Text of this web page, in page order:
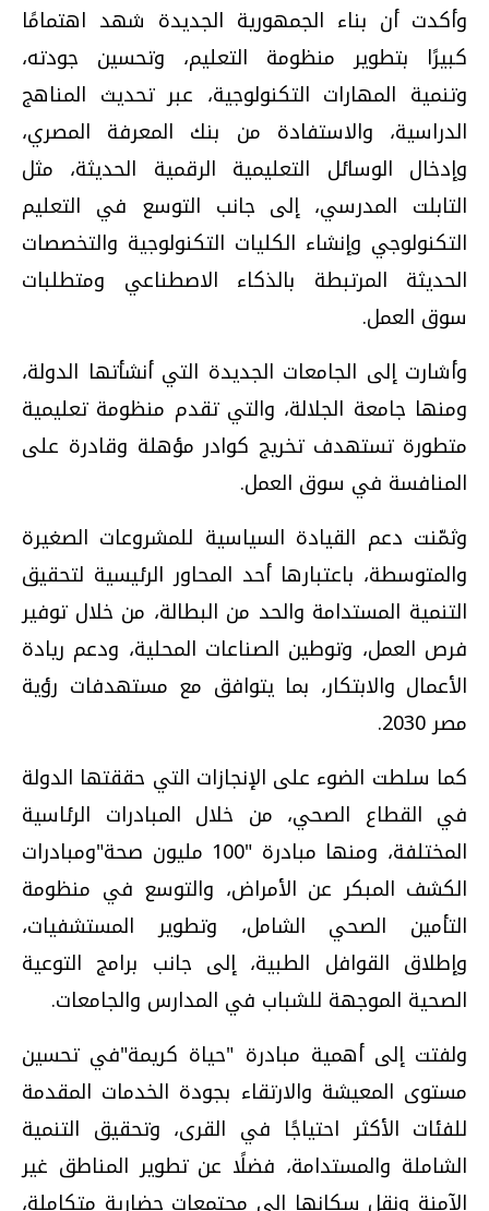
وأكدت أن بناء الجمهورية الجديدة شهد اهتمامًا
كبيرًا بتطوير منظومة التعليم، وتحسين جودته،
وتنمية المهارات التكنولوجية، عبر تحديث المناهج
الدراسية، والاستفادة من بنك المعرفة المصري،
وإدخال الوسائل التعليمية الرقمية الحديثة، مثل
التابلت المدرسي، إلى جانب التوسع في التعليم
التكنولوجي وإنشاء الكليات التكنولوجية والتخصصات
الحديثة المرتبطة بالذكاء الاصطناعي ومتطلبات
سوق العمل.
وأشارت إلى الجامعات الجديدة التي أنشأتها الدولة،
ومنها جامعة الجلالة، والتي تقدم منظومة تعليمية
متطورة تستهدف تخريج كوادر مؤهلة وقادرة على
المنافسة في سوق العمل.
وثمّنت دعم القيادة السياسية للمشروعات الصغيرة
والمتوسطة، باعتبارها أحد المحاور الرئيسية لتحقيق
التنمية المستدامة والحد من البطالة، من خلال توفير
فرص العمل، وتوطين الصناعات المحلية، ودعم ريادة
الأعمال والابتكار، بما يتوافق مع مستهدفات رؤية
مصر 2030.
كما سلطت الضوء على الإنجازات التي حققتها الدولة
في القطاع الصحي، من خلال المبادرات الرئاسية
المختلفة، ومنها مبادرة "100 مليون صحة"ومبادرات
الكشف المبكر عن الأمراض، والتوسع في منظومة
التأمين الصحي الشامل، وتطوير المستشفيات،
وإطلاق القوافل الطبية، إلى جانب برامج التوعية
الصحية الموجهة للشباب في المدارس والجامعات.
ولفتت إلى أهمية مبادرة "حياة كريمة"في تحسين
مستوى المعيشة والارتقاء بجودة الخدمات المقدمة
للفئات الأكثر احتياجًا في القرى، وتحقيق التنمية
الشاملة والمستدامة، فضلًا عن تطوير المناطق غير
الآمنة ونقل سكانها إلى مجتمعات حضارية متكاملة،